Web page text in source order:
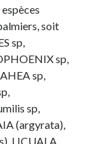
soit
sp,
sp,
sp,
sp,
(argyrata),
LICUALA